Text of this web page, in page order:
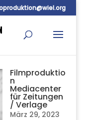
Filmproduktio
n
Mediacenter
für Zeitungen
/ Verlage
März 29, 2023